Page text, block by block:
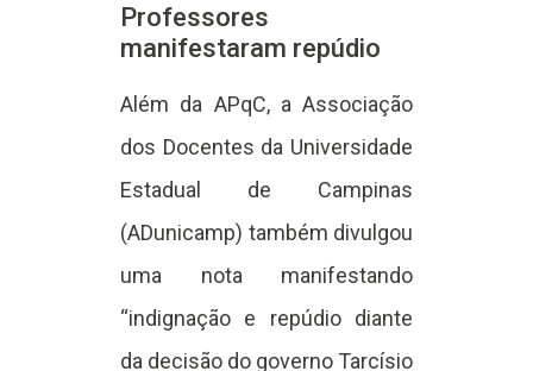
Professores
manifestaram repúdio
Além da APqC, a Associação
dos Docentes da Universidade
Estadual de Campinas
(ADunicamp) também divulgou
uma nota manifestando
“indignação e repúdio diante
da decisão do governo Tarcísio